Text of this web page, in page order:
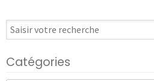
Catégories